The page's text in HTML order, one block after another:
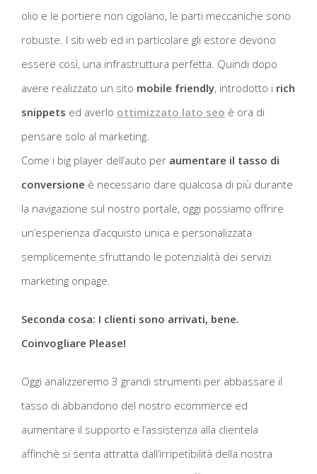
olio e le portiere non cigolano, le parti meccaniche sono
robuste. I siti web ed in particolare gli estore devono
essere così, una infrastruttura perfetta. Quindi dopo
avere realizzato un sito mobile friendly, introdotto i rich
snippets ed averlo ottimizzato lato seo è ora di
pensare solo al marketing.
Come i big player dell’auto per aumentare il tasso di
conversione è necessario dare qualcosa di più durante
la navigazione sul nostro portale, oggi possiamo offrire
un’esperienza d’acquisto unica e personalizzata
semplicemente sfruttando le potenzialità dei servizi
marketing onpage.
Seconda cosa: I clienti sono arrivati, bene.
Coinvogliare Please!
Oggi analizzeremo 3 grandi strumenti per abbassare il
tasso di abbandono del nostro ecommerce ed
aumentare il supporto e l’assistenza alla clientela
affinchè si senta attratta dall’irripetibilità della nostra